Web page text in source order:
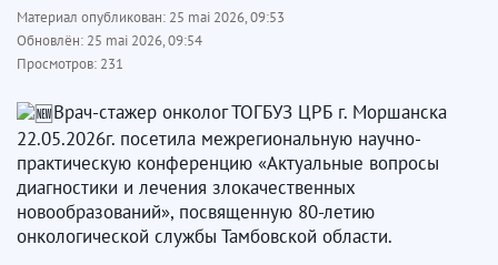
Материал опубликован: 25 mai 2026, 09:53
Обновлён: 25 mai 2026, 09:54
Просмотров: 231
Врач-стажер онколог ТОГБУЗ ЦРБ г. Моршанска
22.05.2026г. посетила межрегиональную научно-
практическую конференцию «Актуальные вопросы
диагностики и лечения злокачественных
новообразований», посвященную 80-летию
онкологической службы Тамбовской области.